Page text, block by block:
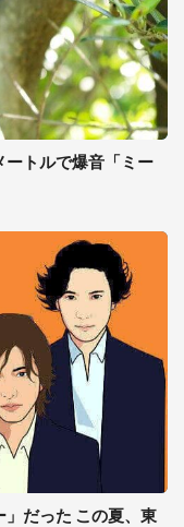
トルで爆音「ミー
だった この夏、東